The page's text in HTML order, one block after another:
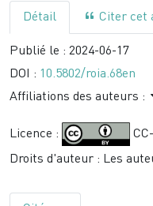
Détail Citer cet
Publié le : 2024-06-17
DOI : 10.5802/roia.68en
Affiliations des auteurs :
Licence :
Droits d'auteur : Les